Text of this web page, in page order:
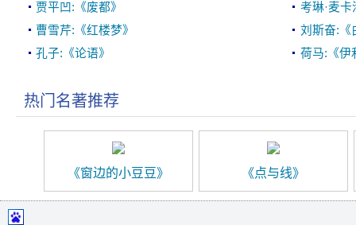
贾平凹:《废都》
考琳·麦
曹雪芹:《红楼梦》
刘斯奋:《
孔子:《论语》
荷马:《伊
热门名著推荐
《窗边的小豆豆》 《点与线》